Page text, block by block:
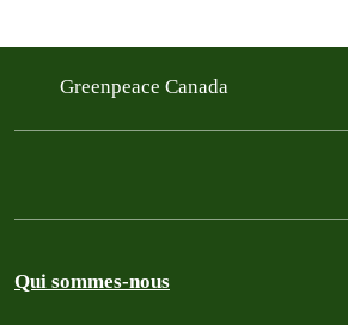
Greenpeace Canada
Qui sommes-nous